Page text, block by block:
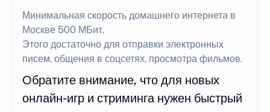
Минимальная скорость домашнего интернета в
Москве 500 МБит.
Этого достаточно для отправки электронных
писем, общения в соцсетях, просмотра фильмов.
Обратите внимание, что для новых
онлайн-игр и стриминга нужен быстрый